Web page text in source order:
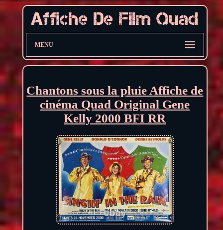
MENU
Chantons sous la pluie Affiche de
cinéma Quad Original Gene
Kelly 2000 BFI RR